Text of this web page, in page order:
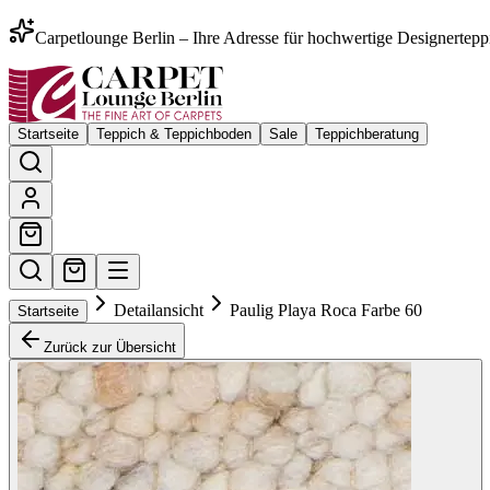
Carpetlounge Berlin – Ihre Adresse für hochwertige
Startseite Teppich & Teppichboden Sale Teppichberatung
Startseite Detailansicht Paulig Playa Roca Farbe 60
Zurück zur Übersicht